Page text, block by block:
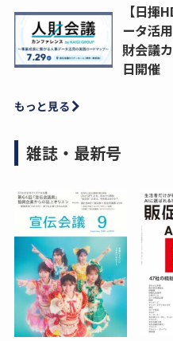
【日揮
ータ活
財会議
日開催
もっと見る
雑誌・最新号